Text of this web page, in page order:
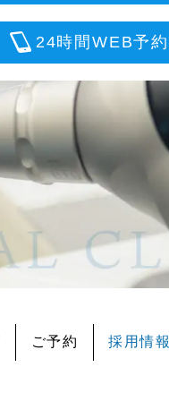
24時間WEB予約
ご予約 採用情報